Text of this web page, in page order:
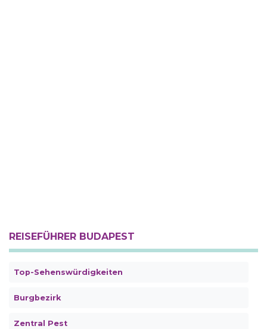
REISEFÜHRER BUDAPEST
Top-Sehenswürdigkeiten
Burgbezirk
Zentral Pest